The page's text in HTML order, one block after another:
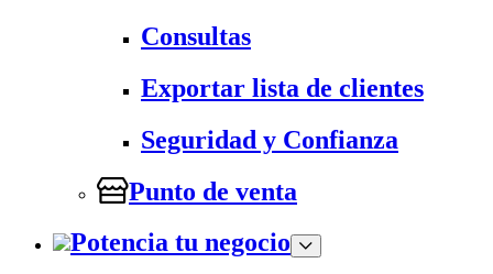
Consultas
Exportar lista de clientes
Seguridad y Confianza
Punto de venta
Potencia tu negocio